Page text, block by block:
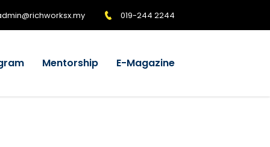
019-244 2244
Mentorship E-Magazine